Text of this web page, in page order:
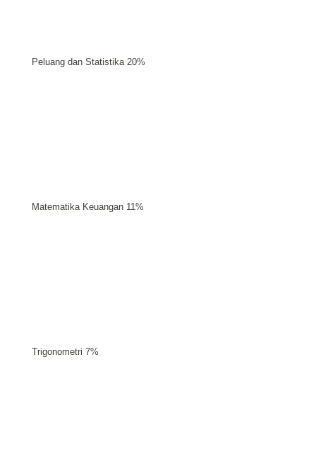
Peluang dan Statistika 20%
Matematika Keuangan 11%
Trigonometri 7%